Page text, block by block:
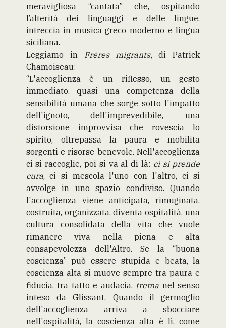
meravigliosa “cantata” che, ospitando
l’alterità dei linguaggi e delle lingue,
intreccia in musica greco moderno e lingua
siciliana.
Leggiamo in Frères migrants, di Patrick
Chamoiseau:
“L'accoglienza è un riflesso, un gesto
immediato, quasi una competenza della
sensibilità umana che sorge sotto l'impatto
dell'ignoto, dell'imprevedibile, una
distorsione improvvisa che rovescia lo
spirito, oltrepassa la paura e mobilita
sorgenti e risorse benevole. Nell'accoglienza
ci si raccoglie, poi si va al di là: ci si prende
cura, ci si mescola l'uno con l'altro, ci si
avvolge in uno spazio condiviso. Quando
l'accoglienza viene anticipata, rimuginata,
costruita, organizzata, diventa ospitalità, una
cultura consolidata della vita che vuole
rimanere viva nella piena e alta
consapevolezza dell'Altro. Se la “buona
coscienza” può essere stupida e beata, la
coscienza alta si muove sempre tra paura e
fiducia, tra tatto e audacia, trema nel senso
inteso da Glissant. Quando il germoglio
dell'accoglienza arriva a sbocciare
nell'ospitalità, la coscienza alta è lì, come